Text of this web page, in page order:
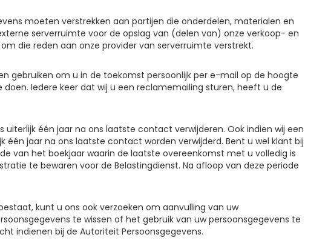
moeten verstrekken aan partijen die onderdelen, materialen en
serverruimte voor de opslag van (delen van) onze verkoop- en
die reden aan onze provider van serverruimte verstrekt.
gebruiken om u in de toekomst persoonlijk per e-mail op de hoogte
Iedere keer dat wij u een reclamemailing sturen, heeft u de
één jaar na ons laatste contact verwijderen. Ook indien wij een
jaar na ons laatste contact worden verwijderd. Bent u wel klant bij
van het boekjaar waarin de laatste overeenkomst met u volledig is
te bewaren voor de Belastingdienst. Na afloop van deze periode
kunt u ons ook verzoeken om aanvulling van uw
te wissen of het gebruik van uw persoonsgegevens te
indienen bij de Autoriteit Persoonsgegevens.